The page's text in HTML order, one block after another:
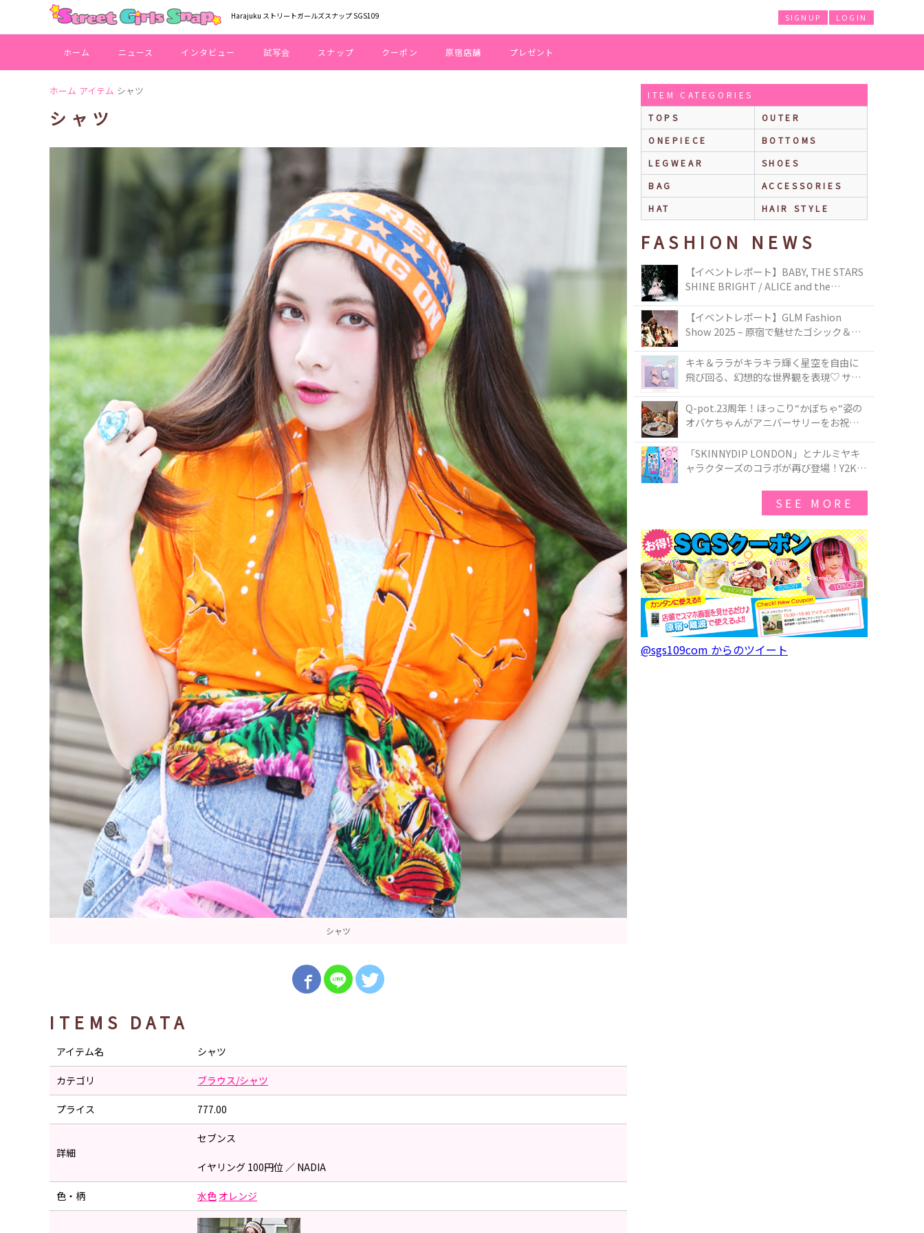
Harajuku ストリートガールズスナップ SGS109 LOGIN
SIGNUP
ホーム ニュース インタビュー 試写会 スナップ クーポン 原宿店舗 プレゼント
ホーム アイテム シャツ
シャツ
シャツ
ITEMS DATA
アイテム名 シャツ
カテゴリ ブラウス/シャツ
プライス 777.00
詳細
セブンス
イヤリング 100円位 ／ NADIA
色・柄 水色 オレンジ
ITEM CATEGORIES
TOPS
OUTER
ONEPIECE
BOTTOMS
LEGWEAR
SHOES
BAG
ACCESSORIES
HAT
HAIR STYLE
FASHION NEWS
【イベントレポート】BABY, THE STARS
SHINE BRIGHT / ALICE and the
TOKYO
【イベントレポート】GLM Fashion
Show 2025 – 原宿で魅せたゴシック＆ロ
キキ＆ララがキラキラ輝く星空を自由に
飛び回る、幻想的な世界観を表現♡ サマ
50周年アニバーサリーイヤー』を記念し
たコレクションが登場
Q-pot.23周年！ほっこり“かぼちゃ“姿の
オバケちゃんがアニバーサリーをお祝い
ー」が新発売！Q-pot CAFE.では「かぼち
ゃのオバケーキプレート」も登場
「SKINNYDIP LONDON」とナルミヤキ
ャラクターズのコラボが再び登場！Y2Kム
SEE MORE
@sgs109com からのツイート